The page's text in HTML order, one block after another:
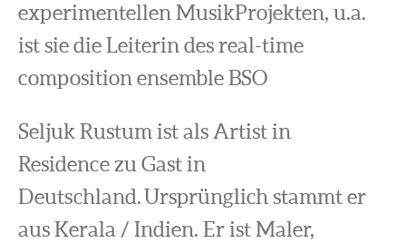
experimentellen MusikProjekten, u.a.
ist sie die Leiterin des real-time
composition ensemble BSO
Seljuk Rustum ist als Artist in
Residence zu Gast in
Deutschland. Ursprünglich stammt er
aus Kerala / Indien. Er ist Maler,